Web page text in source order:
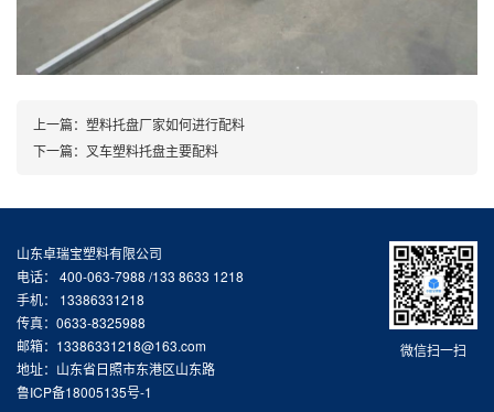
上一篇： 塑料托盘厂家如何进行配料
下一篇： 叉车塑料托盘主要配料
微信扫一扫
山东卓瑞宝塑料有限公司
电话： 400-063-7988 /133 8633 1218
手机： 13386331218
传真：0633-8325988
邮箱：13386331218@163.com
地址：山东省日照市东港区山东路
鲁ICP备18005135号-1